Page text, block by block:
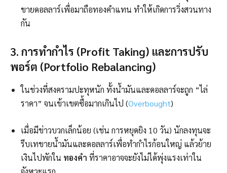
ขายดอลลาร์เพื่อมาถือทองคำแทน ทำให้เกิดการวิ่งสวนทาง
กัน
3. การทำกำไร (Profit Taking) และการปรับ
พอร์ต (Portfolio Rebalancing)
ในช่วงที่สงครามปะทุหนัก ทั้งน้ำมันและดอลลาร์จะถูก “ไล่
ราคา” จนเข้าเขตซื้อมากเกินไป (Overbought)
เมื่อมีข่าวบวกเล็กน้อย (เช่น การหยุดยิง 10 วัน) นักลงทุนจะ
รีบเทขายน้ำมันและดอลลาร์เพื่อทำกำไรก้อนใหญ่ แล้วย้าย
เงินไปพักใน ทองคำ ที่ราคาอาจจะยังไม่ได้พุ่งแรงเท่าใน